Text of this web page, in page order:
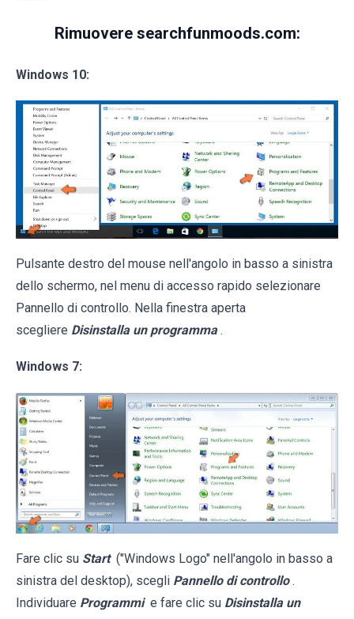
Rimuovere searchfunmoods.com:
Windows 10:
Pulsante destro del mouse nell'angolo in basso a sinistra
dello schermo, nel menu di accesso rapido selezionare
Pannello di controllo. Nella finestra aperta
scegliere Disinstalla un programma .
Windows 7:
Fare clic su Start ("Windows Logo" nell'angolo in basso a
sinistra del desktop), scegli Pannello di controllo .
Individuare Programmi e fare clic su Disinstalla un